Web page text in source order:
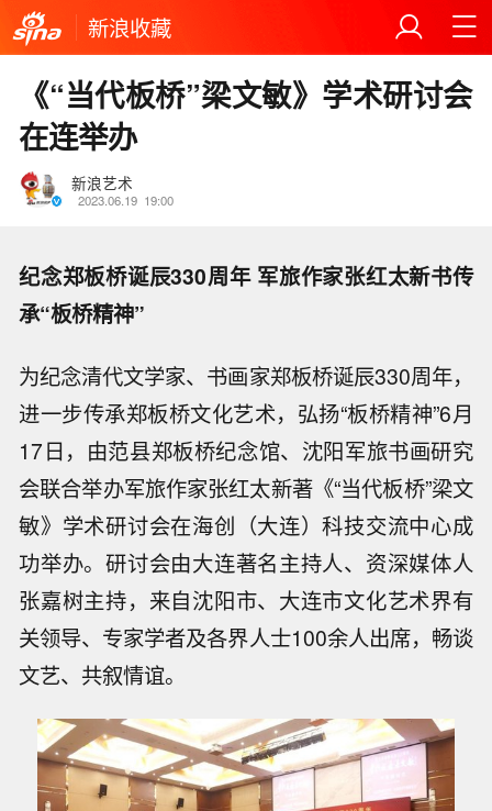
新浪收藏
《“当代板桥”梁文敏》学术研讨会
在连举办
新浪艺术
2023.06.19 19:00
纪念郑板桥诞辰330周年 军旅作家张红太新书传
承“板桥精神”
为纪念清代文学家、书画家郑板桥诞辰330周年，
进一步传承郑板桥文化艺术，弘扬“板桥精神”6月
17日，由范县郑板桥纪念馆、沈阳军旅书画研究
会联合举办军旅作家张红太新著《“当代板桥”梁文
敏》学术研讨会在海创（大连）科技交流中心成
功举办。研讨会由大连著名主持人、资深媒体人
张嘉树主持，来自沈阳市、大连市文化艺术界有
关领导、专家学者及各界人士100余人出席，畅谈
文艺、共叙情谊。